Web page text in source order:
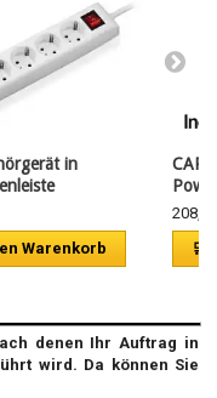
in
Warenkorb
CAR
🛒
denen Ihr Auftrag in
wird. Da können Sie